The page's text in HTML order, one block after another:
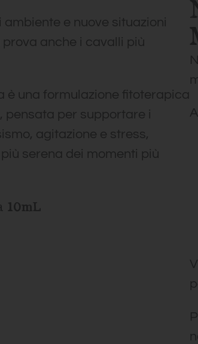
e nuove situazioni
anche i cavalli più
è una formulazione fitoterapica
pensata per supportare i
agitazione e stress,
serena dei momenti più
10mL